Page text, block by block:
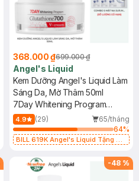
368.000 ₫699.000 ₫
Angel's Liquid
Kem Dưỡng Angel's Liquid Làm
Sáng Da, Mờ Thâm 50ml
7Day Whitening Program
Glutathione 700 V-Cream
4.9 (29)
65/tháng
64%
BILL 619K Angel's Liquid Tặng 01
Sáng Da 30g (SL có hạn)
-48 %